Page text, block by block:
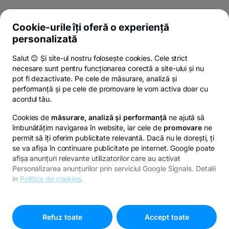
Contact
Politica de confidențialitatePolitica de cookiesPrivacy HubSetări
Cookie-urile îți oferă o experiență
personalizată
Salut 😊 Și site-ul nostru folosește cookies. Cele strict
necesare sunt pentru funcționarea corectă a site-ului și nu
pot fi dezactivate. Pe cele de măsurare, analiză și
performanță și pe cele de promovare le vom activa doar cu
acordul tău.
Cookies de măsurare, analiză și performanță ne ajută să
îmbunătățim navigarea în website, iar cele de promovare ne
permit să îți oferim publicitate relevantă. Dacă nu le dorești, ți
se va afișa în continuare publicitate pe internet. Google poate
afișa anunțuri relevante utilizatorilor care au activat
Personalizarea anunțurilor prin serviciul Google Signals. Detalii
in Politica de cookies.
cookies"
Refuz toate
Accept toate